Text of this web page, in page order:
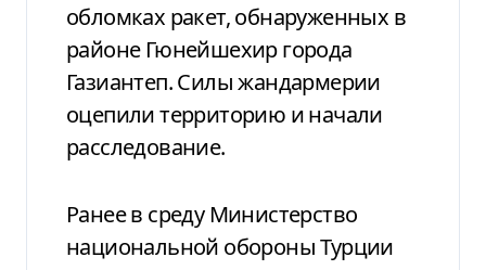
обломках ракет, обнаруженных в
районе Гюнейшехир города
Газиантеп. Силы жандармерии
оцепили территорию и начали
расследование.
Ранее в среду Министерство
национальной обороны Турции